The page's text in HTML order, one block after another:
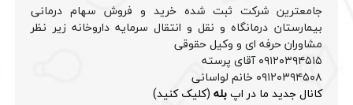
جامعترین شرکت ثبت شده خرید و فروش سهام درمانی
بیمارستان درمانگاه و نقل و انتقال سرمایه داروخانه زیر نظر
مشاوران حرفه ای و وکیل حقوقی
۰۹۱۲۰۳۹۴۵۱۵ آقای پرسته
۰۹۱۲۰۳۹۴۵۰۸ خانم لواسانی
کانال جدید ما در اپبله (کلیک کنید)